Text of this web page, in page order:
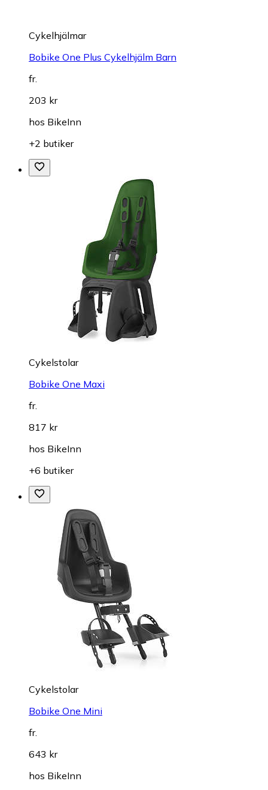
Cykelhjälmar
Bobike One Plus Cykelhjälm Barn
fr.
203 kr
hos BikeInn
+2 butiker
Cykelstolar
Bobike One Maxi
fr.
817 kr
hos BikeInn
+6 butiker
Cykelstolar
Bobike One Mini
fr.
643 kr
hos BikeInn